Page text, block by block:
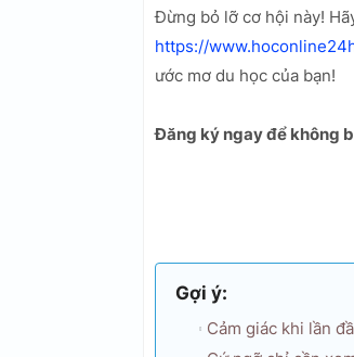
Đừng bỏ lỡ cơ hội này!
https://
ước mơ du học của bạn!
Đăng ký ngay để không
Gợi ý:
Cảm giác khi lần